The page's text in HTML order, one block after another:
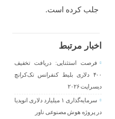
جلب کرده است.
اخبار مرتبط
فرصت استثنایی: دریافت تخفیف
۴۰۰ دلاری بلیط کنفرانس تک‌کرانچ
دیسراپت ۲۰۲۶
سرمایه‌گذاری ۱ میلیارد دلاری انویدیا
در پروژه هوش مصنوعی ناور